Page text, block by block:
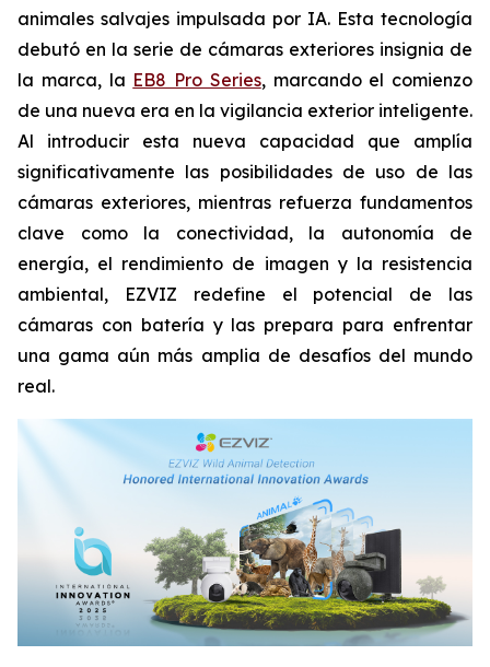
animales salvajes impulsada por IA. Esta tecnología
debutó en la serie de cámaras exteriores insignia de
la marca, la EB8 Pro Series, marcando el comienzo
de una nueva era en la vigilancia exterior inteligente.
Al introducir esta nueva capacidad que amplía
significativamente las posibilidades de uso de las
cámaras exteriores, mientras refuerza fundamentos
clave como la conectividad, la autonomía de
energía, el rendimiento de imagen y la resistencia
ambiental, EZVIZ redefine el potencial de las
cámaras con batería y las prepara para enfrentar
una gama aún más amplia de desafíos del mundo
real.